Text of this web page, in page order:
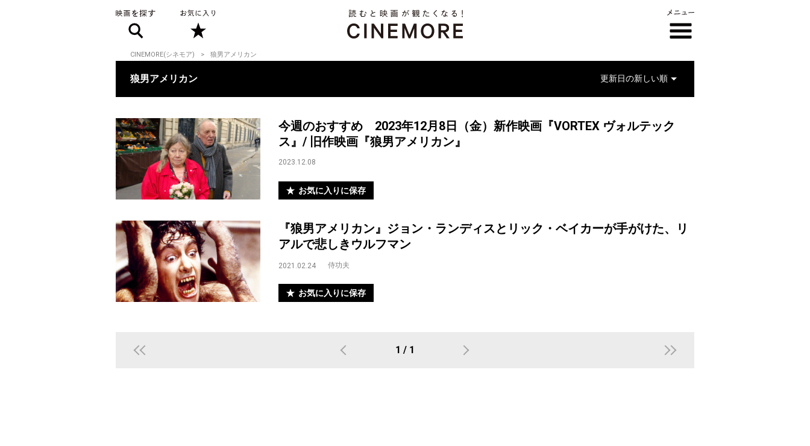
CINEMORE(シネモア) 狼男アメリカン
狼男アメリカン
今週のおすすめ 2023年12月8日（金）新作映画『VORTEX ヴォルテック
ス』/ 旧作映画『狼男アメリカン』
2023.12.08
お気に入りに保存
『狼男アメリカン』ジョン・ランディスとリック・ベイカーが手がけた、リ
アルで悲しきウルフマン
2021.02.24 侍功夫
お気に入りに保存
1 / 1